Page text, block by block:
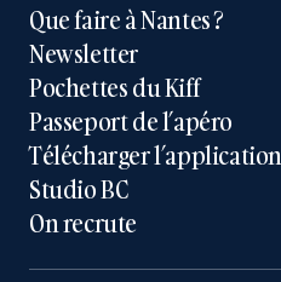
Que faire à Nantes ?
Newsletter
Pochettes du Kiff
Passeport de l’apéro
Télécharger l’application
Studio BC
On recrute